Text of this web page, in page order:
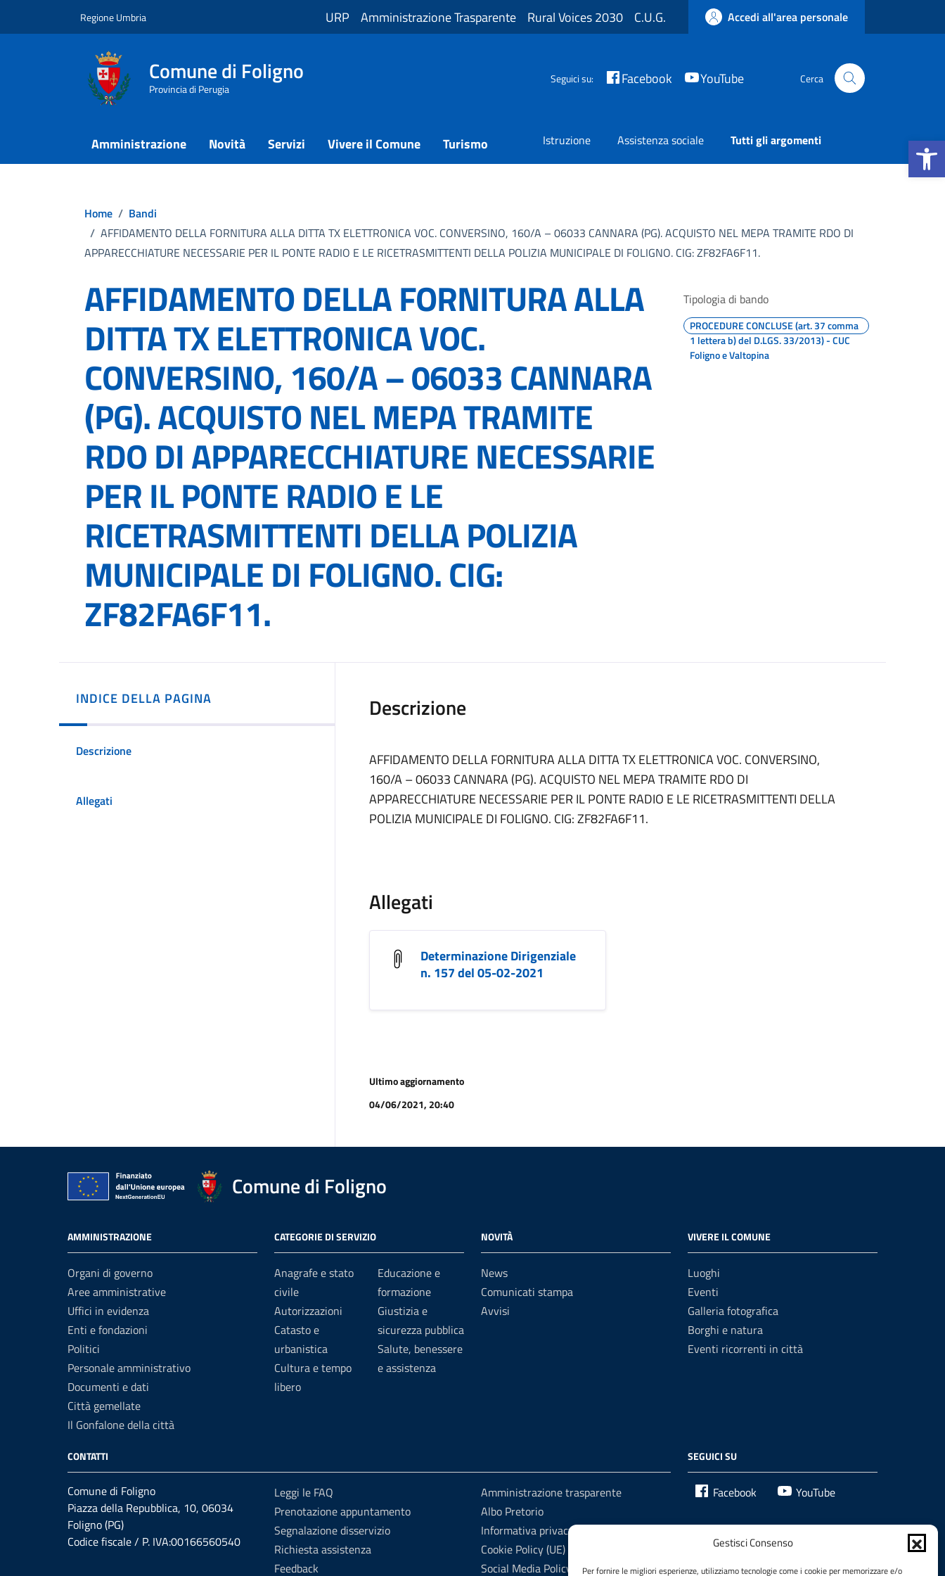
Apri la
Gestisci Consenso
Per fornire le migliori esperienze, utilizziamo tecnologie come i cookie per memorizzare e/o
Regione Umbria URP Amministrazione Trasparente Rural Voices 2030 C.U.G. Accedi all'area personale
Comune di Foligno
Provincia di Perugia
Seguici su: Facebook YouTube Cerca
Amministrazione Novità Servizi Vivere il Comune Turismo Istruzione Assistenza sociale Tutti gli argomenti
Home / Bandi
/ AFFIDAMENTO DELLA FORNITURA ALLA DITTA TX ELETTRONICA VOC. CONVERSINO, 160/A – 06033 CANNARA (PG). ACQUISTO NEL MEPA TRAMITE RDO DI
APPARECCHIATURE NECESSARIE PER IL PONTE RADIO E LE RICETRASMITTENTI DELLA POLIZIA MUNICIPALE DI FOLIGNO. CIG: ZF82FA6F11.
AFFIDAMENTO DELLA FORNITURA ALLA
DITTA TX ELETTRONICA VOC.
CONVERSINO, 160/A – 06033 CANNARA
(PG). ACQUISTO NEL MEPA TRAMITE
RDO DI APPARECCHIATURE NECESSARIE
PER IL PONTE RADIO E LE
RICETRASMITTENTI DELLA POLIZIA
MUNICIPALE DI FOLIGNO. CIG:
ZF82FA6F11.
Tipologia di bando
PROCEDURE CONCLUSE (art. 37 comma
1 lettera b) del D.LGS. 33/2013) - CUC
Foligno e Valtopina
INDICE DELLA PAGINA
Descrizione
Allegati
Descrizione
AFFIDAMENTO DELLA FORNITURA ALLA DITTA TX ELETTRONICA VOC. CONVERSINO,
160/A – 06033 CANNARA (PG). ACQUISTO NEL MEPA TRAMITE RDO DI
APPARECCHIATURE NECESSARIE PER IL PONTE RADIO E LE RICETRASMITTENTI DELLA
POLIZIA MUNICIPALE DI FOLIGNO. CIG: ZF82FA6F11.
Allegati
Determinazione Dirigenziale
n. 157 del 05-02-2021
Ultimo aggiornamento
04/06/2021, 20:40
Comune di Foligno
AMMINISTRAZIONE
Organi di governo
Aree amministrative
Uffici in evidenza
Enti e fondazioni
Politici
Personale amministrativo
Documenti e dati
Città gemellate
Il Gonfalone della città
CATEGORIE DI SERVIZIO
Anagrafe e stato
civile
Autorizzazioni
Catasto e
urbanistica
Cultura e tempo
libero
Educazione e
formazione
Giustizia e
sicurezza pubblica
Salute, benessere
e assistenza
NOVITÀ
News
Comunicati stampa
Avvisi
VIVERE IL COMUNE
Luoghi
Eventi
Galleria fotografica
Borghi e natura
Eventi ricorrenti in città
CONTATTI
Comune di Foligno
Piazza della Repubblica, 10, 06034
Foligno (PG)
Codice fiscale / P. IVA:00166560540
Leggi le FAQ
Prenotazione appuntamento
Segnalazione disservizio
Richiesta assistenza
Feedback
Amministrazione trasparente
Albo Pretorio
Informativa privacy
Cookie Policy (UE)
Social Media Policy
SEGUICI SU
Facebook YouTube